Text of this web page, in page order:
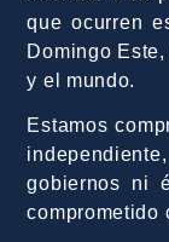
que ocurren
Domingo
y el mundo.
Estamos
gobiernos ni
comprometido